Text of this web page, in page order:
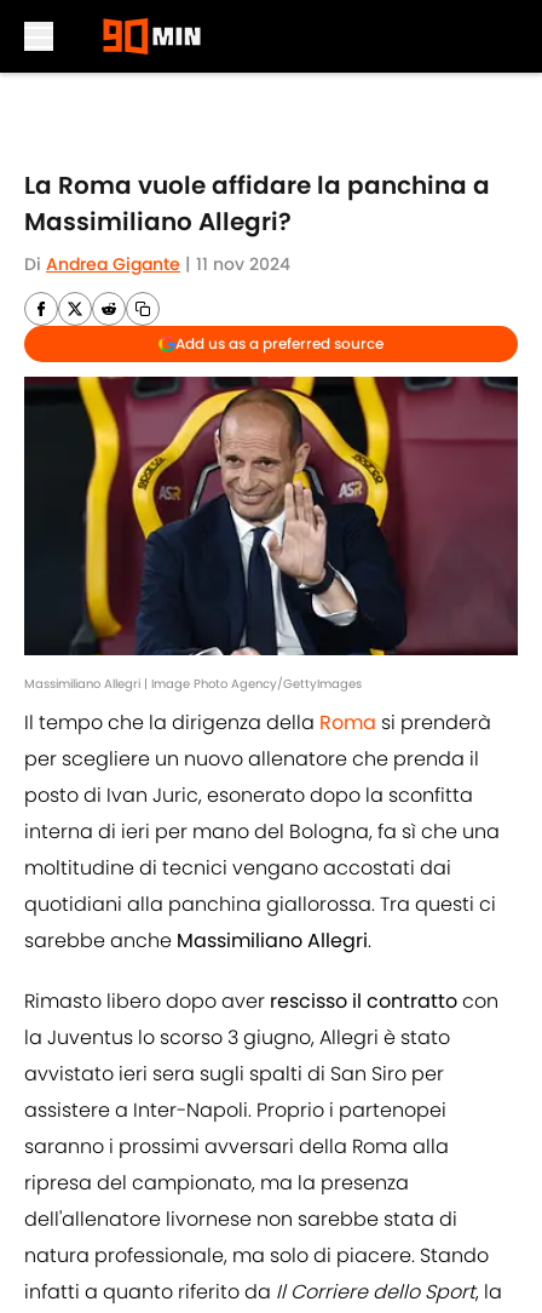
La Roma vuole affidare la panchina a
Massimiliano Allegri?
Di Andrea Gigante | 11 nov 2024
Add us as a preferred source
Massimiliano Allegri | Image Photo Agency/GettyImages
Il tempo che la dirigenza della Roma si prenderà
per scegliere un nuovo allenatore che prenda il
posto di Ivan Juric, esonerato dopo la sconfitta
interna di ieri per mano del Bologna, fa sì che una
moltitudine di tecnici vengano accostati dai
quotidiani alla panchina giallorossa. Tra questi ci
sarebbe anche Massimiliano Allegri.
Rimasto libero dopo aver rescisso il contrattocon
la Juventus lo scorso 3 giugno, Allegri è stato
avvistato ieri sera sugli spalti di San Siro per
assistere a Inter-Napoli. Proprio i partenopei
saranno i prossimi avversari della Roma alla
ripresa del campionato, ma la presenza
dell'allenatore livornese non sarebbe stata di
natura professionale, ma solo di piacere. Stando
infatti a quanto riferito da Il Corriere dello Sport, la